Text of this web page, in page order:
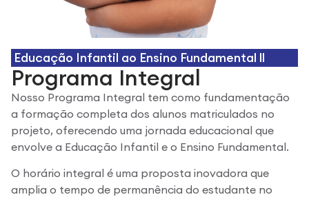
Educação Infantil ao Ensino Fundamental ll
Programa Integral
Nosso Programa Integral tem como fundamentação
a formação completa dos alunos matriculados no
projeto, oferecendo uma jornada educacional que
envolve a Educação Infantil e o Ensino Fundamental.
O horário integral é uma proposta inovadora que
amplia o tempo de permanência do estudante no